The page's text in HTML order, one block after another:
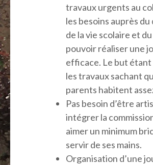
travaux urgents au
les besoins auprès
de la vie scolaire et
pouvoir réaliser une
efficace. Le but
les travaux sachant
parents habitent
Pas besoin d’être
intégrer la
aimer un minimum
servir de ses mains.
Organisation d’une